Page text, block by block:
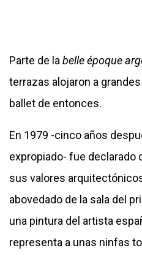
Parte de la belle époque
terrazas alojaron a
ballet de entonces.
En 1979 -cinco años
expropiado- fue declarado
sus valores
abovedado de la sala del
una pintura del artista
representa a unas ninfas